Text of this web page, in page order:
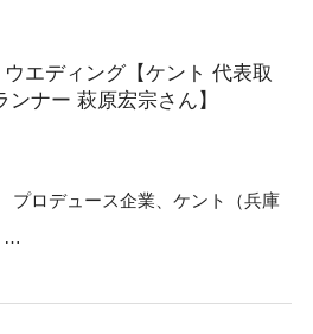
エディング【ケント 代表取
ナー 萩原宏宗さん】
ロデュース企業、ケント（兵庫
…